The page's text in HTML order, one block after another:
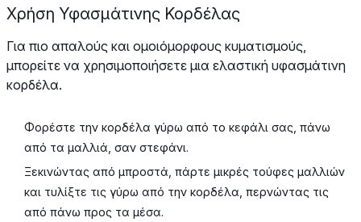
Χρήση Υφασμάτινης Κορδέλας
Για πιο απαλούς και ομοιόμορφους κυματισμούς,
μπορείτε να χρησιμοποιήσετε μια ελαστική υφασμάτινη
κορδέλα.
Φορέστε την κορδέλα γύρω από το κεφάλι σας, πάνω
από τα μαλλιά, σαν στεφάνι.
Ξεκινώντας από μπροστά, πάρτε μικρές τούφες μαλλιών
και τυλίξτε τις γύρω από την κορδέλα, περνώντας τις
από πάνω προς τα μέσα.